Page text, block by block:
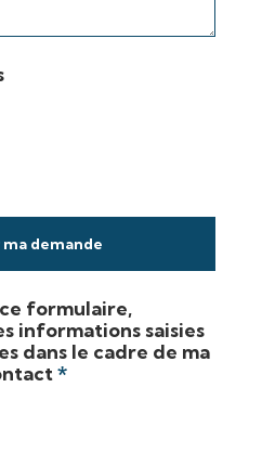
formulaire,
informations saisies
dans le cadre de ma
*